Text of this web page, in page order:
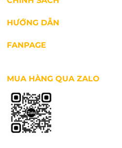
Ngăn rau quả với dung
Tủ lạnh 2 cửa Mitsubishi
quả dung tích lớn, được
biệt giúp dễ dàng phân
HƯỚNG DẪN
FANPAGE
MUA HÀNG QUA ZALO